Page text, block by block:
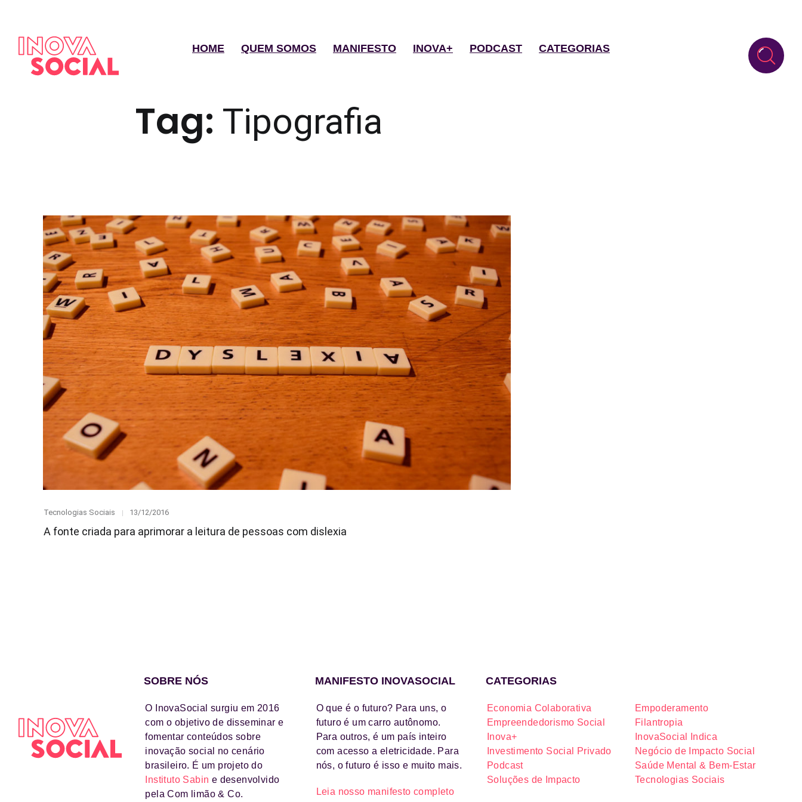
HOME QUEM SOMOS MANIFESTO INOVA+ PODCAST CATEGORIAS
Tag: Tipografia
Category
Tecnologias Sociais
Posted
13/12/2016
A fonte criada para aprimorar a leitura de pessoas com dislexia
SOBRE NÓS
O InovaSocial surgiu em 2016
com o objetivo de disseminar e
fomentar conteúdos sobre
inovação social no cenário
brasileiro. É um projeto do
Instituto Sabin e desenvolvido
pela Com limão & Co.
MANIFESTO INOVASOCIAL
O que é o futuro? Para uns, o
futuro é um carro autônomo.
Para outros, é um país inteiro
com acesso a eletricidade. Para
nós, o futuro é isso e muito mais.
Leia nosso manifesto completo
CATEGORIAS
Economia Colaborativa
Empoderamento
Empreendedorismo Social
Filantropia
Inova+
InovaSocial Indica
Investimento Social Privado
Negócio de Impacto Social
Podcast
Saúde Mental & Bem-Estar
Soluções de Impacto
Tecnologias Sociais